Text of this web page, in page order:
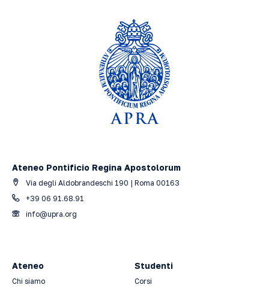
Ateneo Pontificio Regina Apostolorum
Via degli Aldobrandeschi 190 | Roma 00163
+39 06 91.68.91
info@upra.org
Ateneo
Chi siamo
Studenti
Corsi